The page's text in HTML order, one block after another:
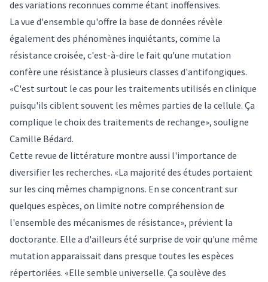
des variations reconnues comme étant inoffensives.
La vue d'ensemble qu'offre la base de données révèle
également des phénomènes inquiétants, comme la
résistance croisée, c'est-à-dire le fait qu'une mutation
confère une résistance à plusieurs classes d'antifongiques.
«C'est surtout le cas pour les traitements utilisés en clinique
puisqu'ils ciblent souvent les mêmes parties de la cellule. Ça
complique le choix des traitements de rechange», souligne
Camille Bédard.
Cette revue de littérature montre aussi l'importance de
diversifier les recherches. «La majorité des études portaient
sur les cinq mêmes champignons. En se concentrant sur
quelques espèces, on limite notre compréhension de
l'ensemble des mécanismes de résistance», prévient la
doctorante. Elle a d'ailleurs été surprise de voir qu'une même
mutation apparaissait dans presque toutes les espèces
répertoriées. «Elle semble universelle. Ça soulève des